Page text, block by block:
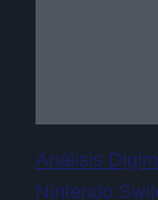
Análisis
Nintendo